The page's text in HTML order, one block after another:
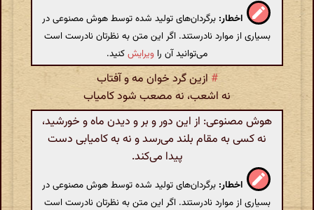
اخطار: برگردان‌های تولید شده توسط هوش مصنوعی در
بسیاری از موارد نادرستند. اگر این متن به نظرتان نادرست است
می‌توانید آن را ویرایشکنید.
# ازین گرد خوان مه و آفتاب
نه اشعب، نه مصعب شود کامیاب
هوش مصنوعی: از این دور و بر و دیدن ماه و خورشید،
نه کسی به مقام بلند می‌رسد و نه به کامیابی دست
پیدا می‌کند.
اخطار: برگردان‌های تولید شده توسط هوش مصنوعی در
بسیاری از موارد نادرستند. اگر این متن به نظرتان نادرست است